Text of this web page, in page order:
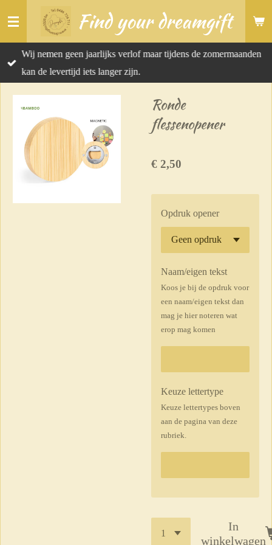
Ga
naar
de
hoofdinhoud
Find your dreamgift
Wij nemen geen jaarlijks verlof maar tijdens de zomermaanden
kan de levertijd iets langer zijn.
Ronde
flessenopener
€ 2,50
Opdruk opener
Naam/eigen tekst
Koos je bij de opdruk voor
een naam/eigen tekst dan
mag je hier noteren wat
erop mag komen
Keuze lettertype
Keuze lettertypes boven
aan de pagina van deze
rubriek.
In
winkelwagen